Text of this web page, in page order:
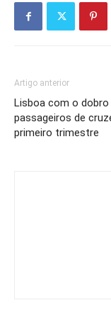
Artigo anterior
Lisboa com o dobro
passageiros de
primeiro trimestre